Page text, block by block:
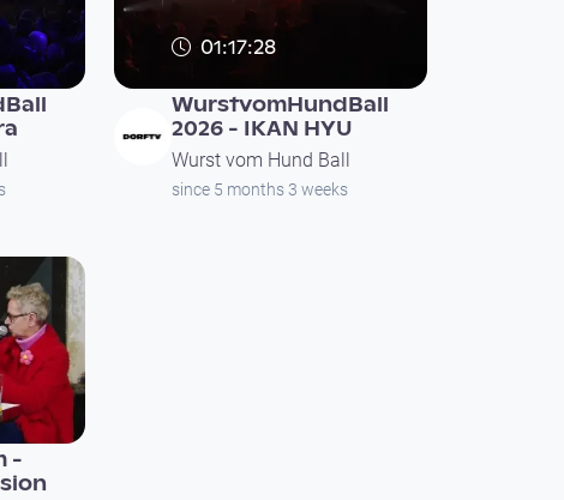
01:17:28
WurstvomHundBall
2026 - IKAN HYU
Wurst vom Hund Ball
since 5 months 3 weeks
-